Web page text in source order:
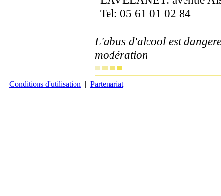
Tel: 05 61 01 02 84
L'abus d'alcool est
modération
Conditions d'utilisation | Partenariat